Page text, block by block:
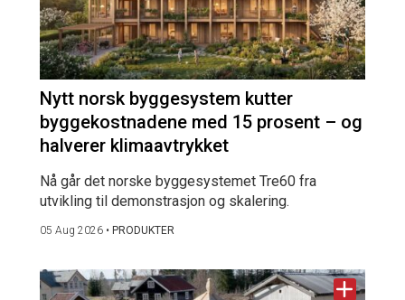
Nytt norsk byggesystem kutter
byggekostnadene med 15 prosent – og
halverer klimaavtrykket
Nå går det norske byggesystemet Tre60 fra
utvikling til demonstrasjon og skalering.
05 Aug 2026 • PRODUKTER